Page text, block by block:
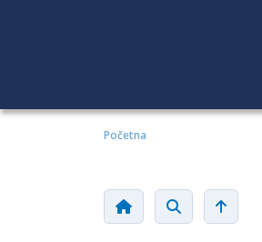
Početna